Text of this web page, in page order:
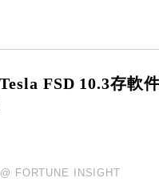
維持50%
億美元以下
港及東京半島
被捕
人手
用Google晶片
加徵25%
別鎖定高消費客群
FSD 10.3存軟
FORTUNE INSIGHT